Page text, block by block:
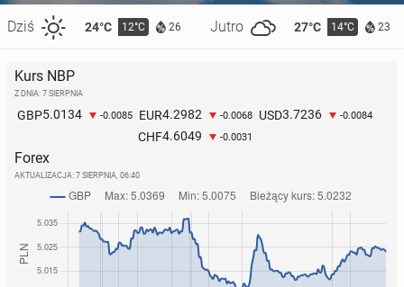
Dziś 24°C 12°C 26 Jutro 27°C 14°C 23
Kurs NBP
Z DNIA: 7 SIERPNIA
GBP5.0134 -0.0085 EUR4.2982 -0.0068 USD3.7236 -0.0084
CHF4.6049 -0.0031
Forex
AKTUALIZACJA: 7 SIERPNIA, 06:40